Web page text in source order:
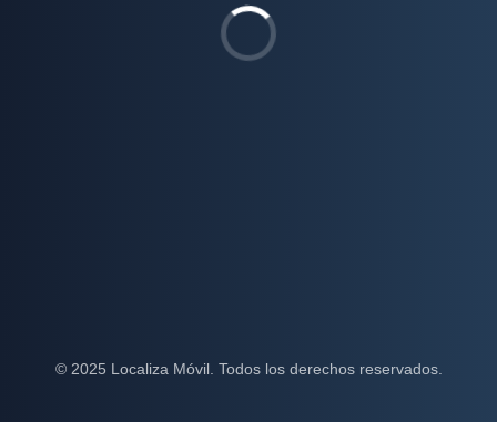
© 2025 Localiza Móvil. Todos los derechos reservados.